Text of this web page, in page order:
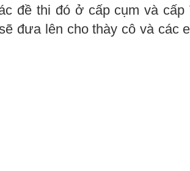
đề thi đó ở cấp cụm và cấp
đưa lên cho thày cô và các